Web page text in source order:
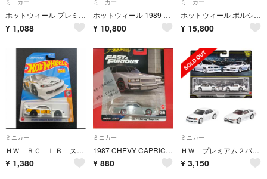
ミニカー
ホットウィール プレミアム バットモービル バットマン
¥ 1,088
ミニカー
ホットウィール 1989 トヨタ・ハイラックス・スタジアム・トラック
¥ 10,800
ミニカー
ホットウィール ポルシェ 911 GT2 EVO 993
¥ 15,800
ミニカー
ＨＷ ＢＣ ＬＢ スーパーシルエット 日産シルビア
¥ 1,380
ミニカー
1987 CHEVY CAPRICE ホットウィール ワイルドスピード カプリス
¥ 880
ミニカー
ＨＷ プレミアム２パック トヨタ チェイサー ＪＺＸ １００ ／ １９８９ トヨタ スープラ
¥ 3,150